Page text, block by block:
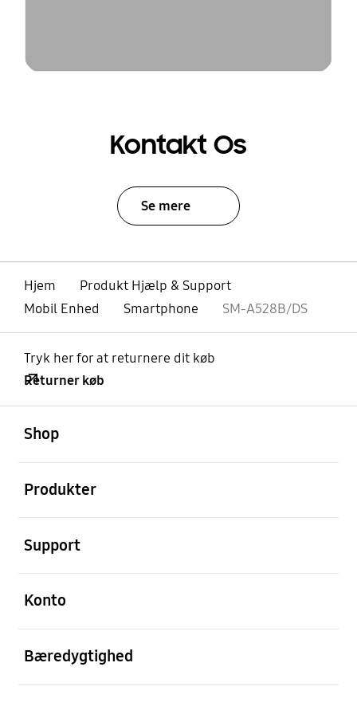
Kontakt Os
Se mere
Hjem
Produkt Hjælp & Support
Mobil Enhed
Smartphone SM-A528B/DS
Tryk her for at returnere dit køb
Returner køb
Shop
Produkter
Support
Konto
Bæredygtighed